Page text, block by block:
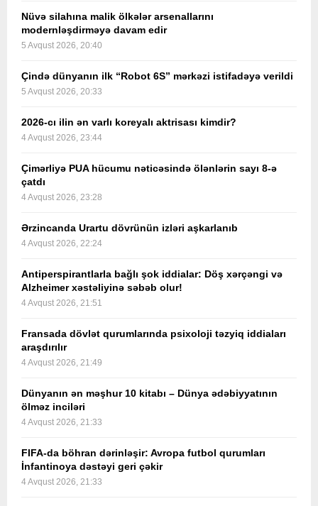
Nüvə silahına malik ölkələr arsenallarını
modernləşdirməyə davam edir
5 Avqust 2026, 20:40
Çində dünyanın ilk “Robot 6S” mərkəzi istifadəyə verildi
5 Avqust 2026, 20:33
2026-cı ilin ən varlı koreyalı aktrisası kimdir?
4 Avqust 2026, 23:44
Çimərliyə PUA hücumu nəticəsində ölənlərin sayı 8-ə
çatdı
4 Avqust 2026, 23:28
Ərzincanda Urartu dövrünün izləri aşkarlanıb
4 Avqust 2026, 22:24
Antiperspirantlarla bağlı şok iddialar: Döş xərçəngi və
Alzheimer xəstəliyinə səbəb olur!
4 Avqust 2026, 21:51
Fransada dövlət qurumlarında psixoloji təzyiq iddiaları
araşdırılır
4 Avqust 2026, 21:49
Dünyanın ən məşhur 10 kitabı – Dünya ədəbiyyatının
ölməz inciləri
4 Avqust 2026, 21:33
FIFA-da böhran dərinləşir: Avropa futbol qurumları
İnfantinoya dəstəyi geri çəkir
4 Avqust 2026, 21:33